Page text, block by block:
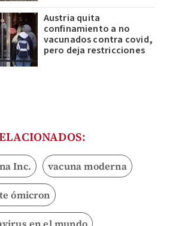
Austria quita
confinamiento a no
vacunados contra covid,
pero deja restricciones
Inc. vacuna moderna
ómicron